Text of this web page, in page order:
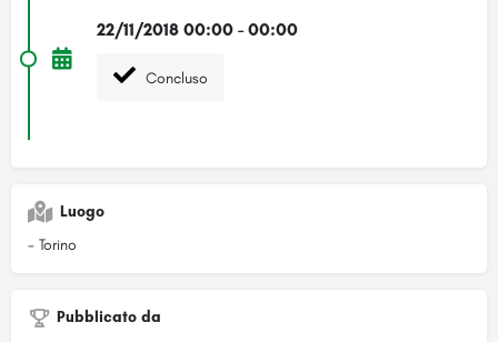
22/11/2018 00:00 - 00:00
Concluso
Luogo
- Torino
Pubblicato da